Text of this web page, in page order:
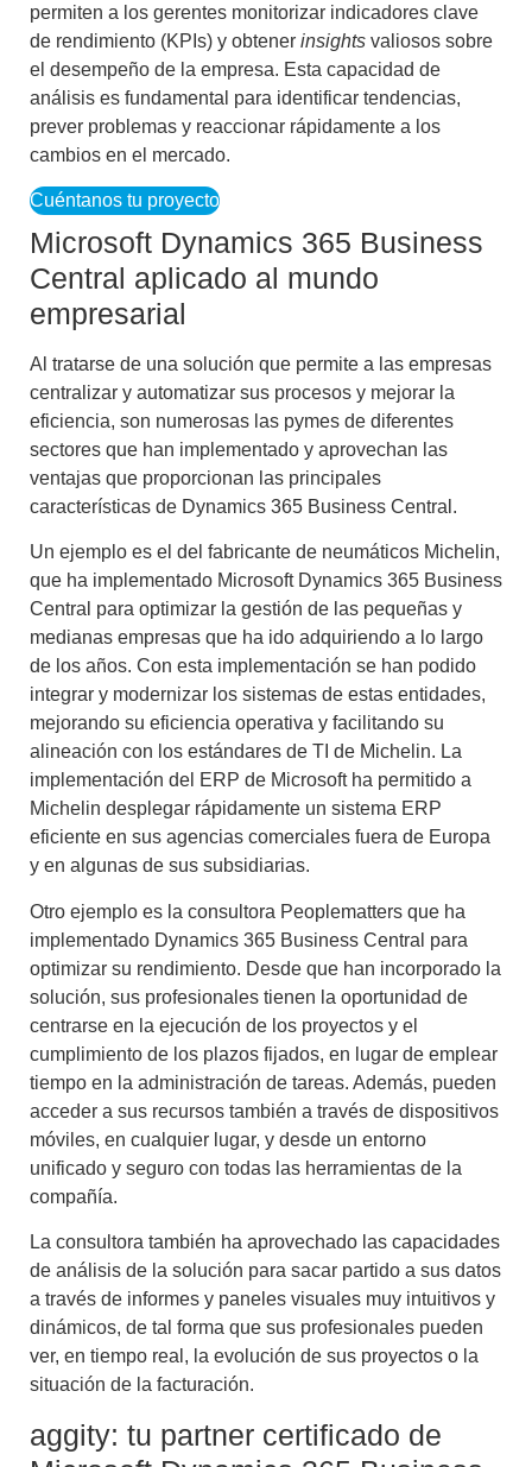
permiten a los gerentes monitorizar indicadores clave
de rendimiento (KPIs) y obtener insights valiosos sobre
el desempeño de la empresa. Esta capacidad de
análisis es fundamental para identificar tendencias,
prever problemas y reaccionar rápidamente a los
cambios en el mercado.
Cuéntanos tu proyecto
Microsoft Dynamics 365 Business
Central aplicado al mundo
empresarial
Al tratarse de una solución que permite a las empresas
centralizar y automatizar sus procesos y mejorar la
eficiencia, son numerosas las pymes de diferentes
sectores que han implementado y aprovechan las
ventajas que proporcionan las principales
características de Dynamics 365 Business Central.
Un ejemplo es el del fabricante de neumáticos Michelin,
que ha implementado Microsoft Dynamics 365 Business
Central para optimizar la gestión de las pequeñas y
medianas empresas que ha ido adquiriendo a lo largo
de los años. Con esta implementación se han podido
integrar y modernizar los sistemas de estas entidades,
mejorando su eficiencia operativa y facilitando su
alineación con los estándares de TI de Michelin. La
implementación del ERP de Microsoftha permitido a
Michelin desplegar rápidamente un sistema ERP
eficiente en sus agencias comerciales fuera de Europa
y en algunas de sus subsidiarias.
Otro ejemplo es la consultora Peoplematters que ha
implementado Dynamics 365 Business Central para
optimizar su rendimiento. Desde que han incorporado la
solución, sus profesionales tienen la oportunidad de
centrarse en la ejecución de los proyectos y el
cumplimiento de los plazos fijados, en lugar de emplear
tiempo en la administración de tareas. Además, pueden
acceder a sus recursos también a través de dispositivos
móviles, en cualquier lugar, y desde un entorno
unificado y seguro con todas las herramientas de la
compañía.
La consultora también ha aprovechado las capacidades
de análisis de la solución para sacar partido a sus datos
a través de informes y paneles visuales muy intuitivos y
dinámicos, de tal forma que sus profesionales pueden
ver, en tiempo real, la evolución de sus proyectos o la
situación de la facturación.
aggity: tu partner certificado de